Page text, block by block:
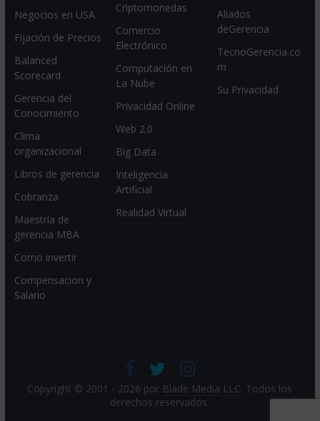
Negocios en USA
Fijación de Precios
Balanced
Scorecard
Gerencia del
Conocimiento
Clima
organizacional
Libros de gerencia
Cobranza
Maestría de
gerencia MBA
Como invertir
Compensacion y
Salario
Criptomonedas
Comercio
Electrónico
Computación en
La Nube
Privacidad Online
Web 2.0
Big Data
Inteligencia
Artificial
Realidad Virtual
Aliados
deGerencia
TecnoGerencia.co
m
Su Privacidad
Copyright © 2001 - 2026 por Blade Media LLC. Todos los
derechos reservados.